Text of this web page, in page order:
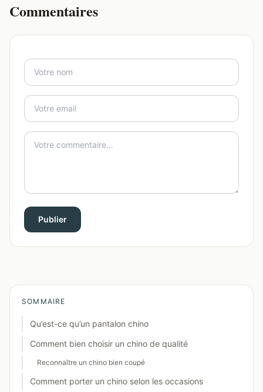
Commentaires
Publier
SOMMAIRE
Qu’est-ce qu’un pantalon chino
Comment bien choisir un chino de qualité
Reconnaître un chino bien coupé
Comment porter un chino selon les occasions